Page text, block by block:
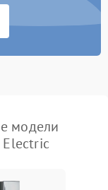
модели
Electric